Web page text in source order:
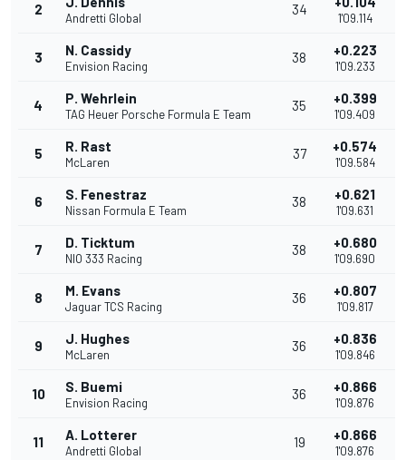
2
Andretti Global
34
1'09.114
3 N. Cassidy
Envision Racing
38 +0.223
1'09.233
4 P. Wehrlein
TAG Heuer Porsche Formula E Team
35 +0.399
1'09.409
5 R. Rast
McLaren
37 +0.574
1'09.584
6 S. Fenestraz
Nissan Formula E Team
38 +0.621
1'09.631
7 D. Ticktum
NIO 333 Racing
38 +0.680
1'09.690
8 M. Evans
Jaguar TCS Racing
36 +0.807
1'09.817
9 J. Hughes
McLaren
36 +0.836
1'09.846
10 S. Buemi
Envision Racing
36 +0.866
1'09.876
11 A. Lotterer
Andretti Global
19 +0.866
1'09.876